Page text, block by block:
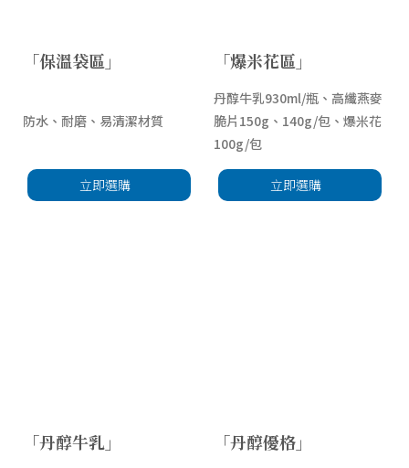
「保溫袋區」
防水、耐磨、易清潔材質
立即選購
「爆米花區」
丹醇牛乳930ml/瓶、高纖燕麥
脆片150g、140g/包、爆米花
100g/包
立即選購
「丹醇牛乳」 「丹醇優格」